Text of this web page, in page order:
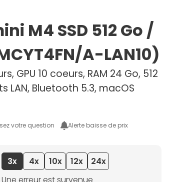
M4 SSD 512 Go /
A-LAN10)
GPU 10 coeurs, RAM 24 Go, 512
LAN, Bluetooth 5.3, macOS
votre question Alerte baisse de prix
3x 4x 10x 12x
24x